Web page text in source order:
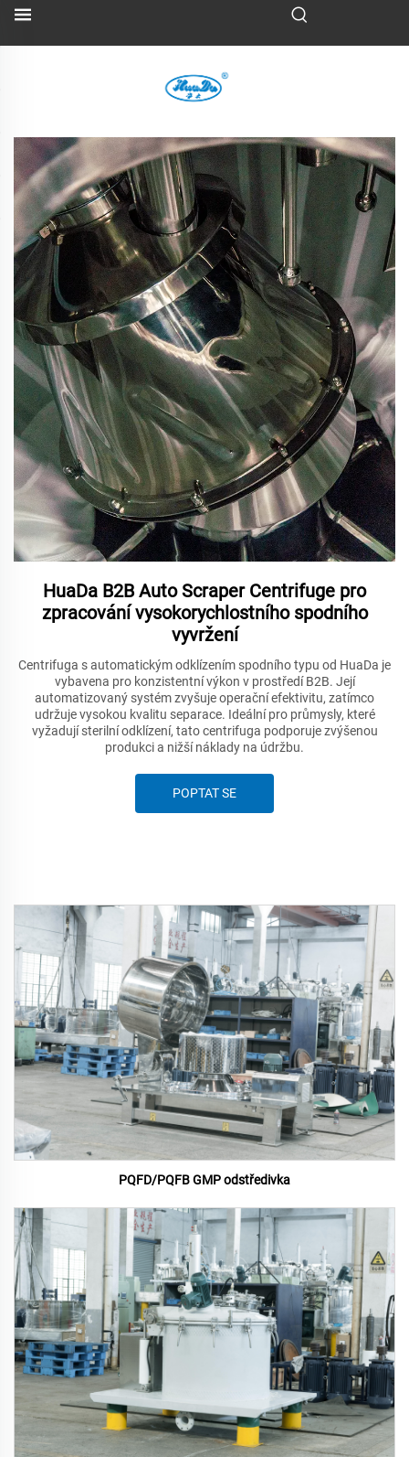
HuaDa B2B Auto Scraper Centrifuge pro
zpracování vysokorychlostního spodního
vyvržení
Centrifuga s automatickým odklízením spodního typu od HuaDa je
vybavena pro konzistentní výkon v prostředí B2B. Její
automatizovaný systém zvyšuje operační efektivitu, zatímco
udržuje vysokou kvalitu separace. Ideální pro průmysly, které
vyžadují sterilní odklízení, tato centrifuga podporuje zvýšenou
produkci a nižší náklady na údržbu.
POPTAT SE
PQFD/PQFB GMP odstředivka